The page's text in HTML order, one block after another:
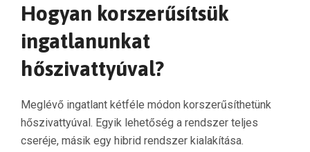
Hogyan korszerűsítsük
ingatlanunkat
hőszivattyúval?
Meglévő ingatlant kétféle módon korszerűsíthetünk
hőszivattyúval. Egyik lehetőség a rendszer teljes
cseréje, másik egy hibrid rendszer kialakítása.